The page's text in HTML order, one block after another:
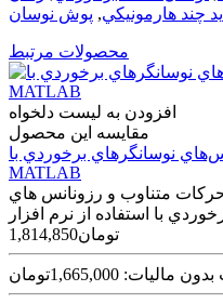
چند هارمونيکي, پوش نوسان
محصولات مرتبط
افزودن به لیست دلخواه
مقایسه این محصول
نوسانگرهاي برخوردي با
MATLAB
متناوب و رزونانس هاي
1,814,850تومان
مالیات: 1,665,000تومان